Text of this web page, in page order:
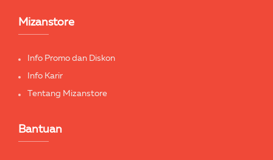
Mizanstore
Info Promo dan Diskon
Info Karir
Tentang Mizanstore
Bantuan